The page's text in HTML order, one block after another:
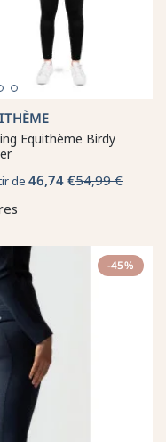
Equithème Birdy
de 46,74 €54,99 €
-45%